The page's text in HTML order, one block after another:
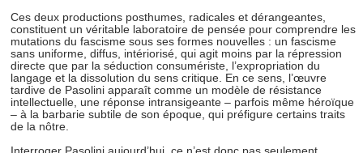
Ces deux productions posthumes, radicales et dérangeantes,
constituent un véritable laboratoire de pensée pour comprendre les
mutations du fascisme sous ses formes nouvelles : un fascisme
sans uniforme, diffus, intériorisé, qui agit moins par la répression
directe que par la séduction consumériste, l’expropriation du
langage et la dissolution du sens critique. En ce sens, l’œuvre
tardive de Pasolini apparaît comme un modèle de résistance
intellectuelle, une réponse intransigeante – parfois même héroïque
– à la barbarie subtile de son époque, qui préfigure certains traits
de la nôtre.